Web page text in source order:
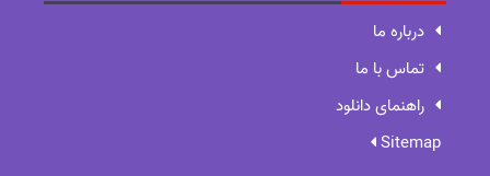
درباره ما
تماس با ما
راهنمای دانلود
Sitemap